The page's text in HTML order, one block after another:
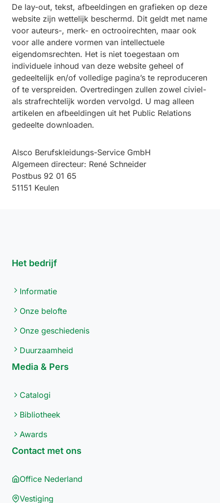
De lay-out, tekst, afbeeldingen en grafieken op deze
website zijn wettelijk beschermd. Dit geldt met name
voor auteurs-, merk- en octrooirechten, maar ook
voor alle andere vormen van intellectuele
eigendomsrechten. Het is niet toegestaan om
individuele inhoud van deze website geheel of
gedeeltelijk en/of volledige pagina’s te reproduceren
of te verspreiden. Overtredingen zullen zowel civiel-
als strafrechtelijk worden vervolgd. U mag alleen
artikelen en afbeeldingen uit het Public Relations
gedeelte downloaden.
Alsco Berufskleidungs-Service GmbH
Algemeen directeur: René Schneider
Postbus 92 01 65
51151 Keulen
Het bedrijf
Informatie
Onze belofte
Onze geschiedenis
Duurzaamheid
Media & Pers
Catalogi
Bibliotheek
Awards
Contact met ons
Office Nederland
Vestiging